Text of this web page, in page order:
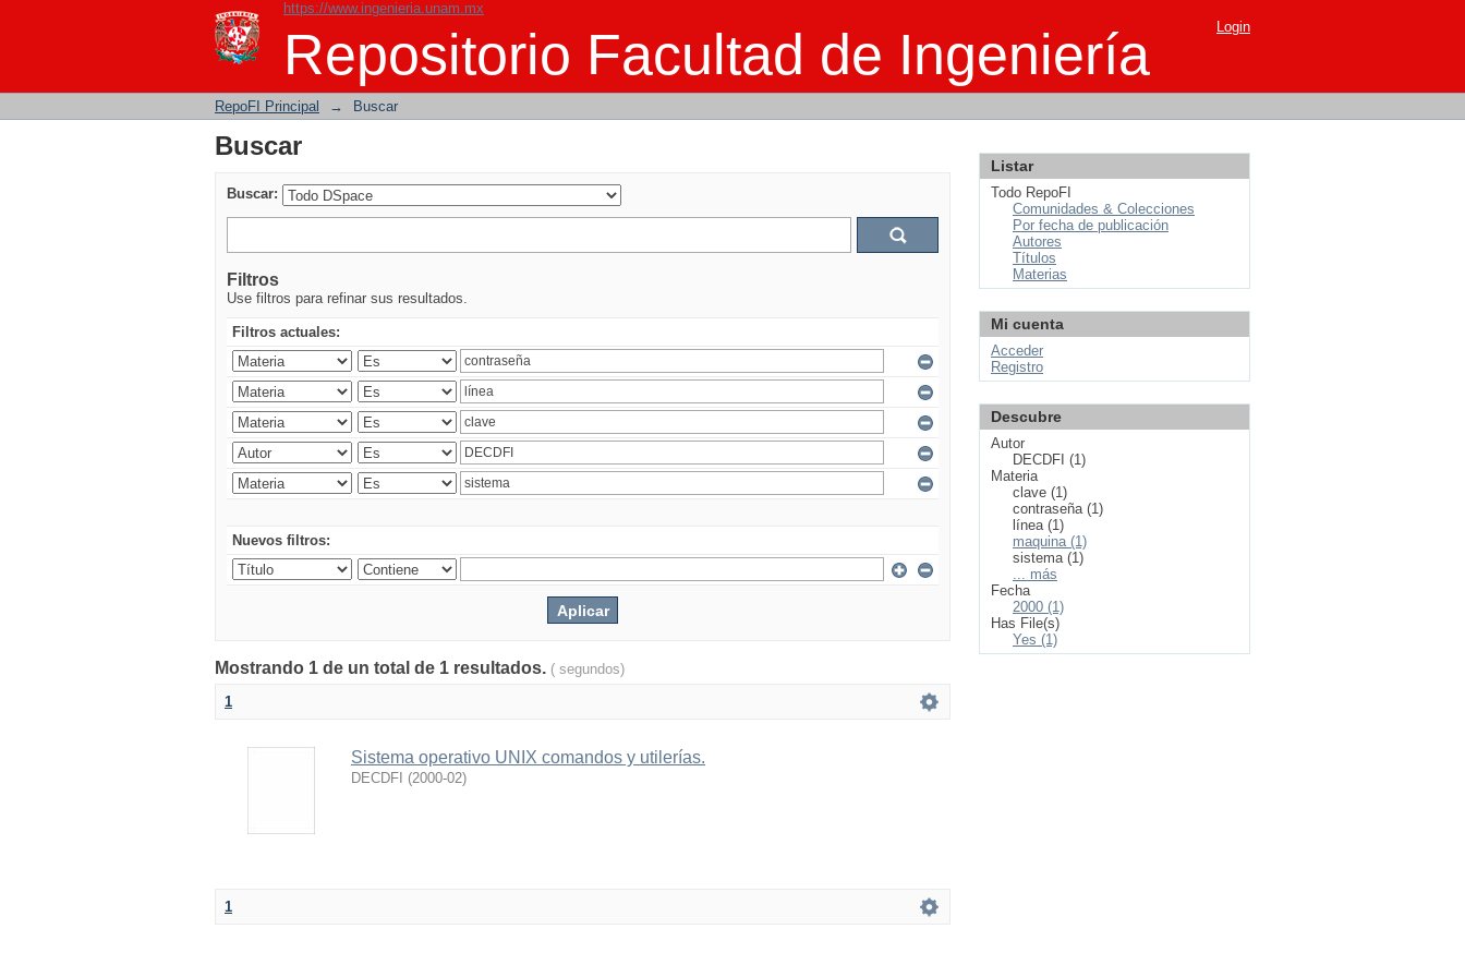
https://www.ingenieria.unam.mx
Repositorio Facultad de Ingeniería
Buscar Login
RepoFI Principal → Buscar
Buscar
Buscar:
Filtros
Use filtros para refinar sus resultados.
Filtros actuales:
Nuevos filtros:
Mostrando 1 de un total de 1 resultados. ( segundos)
1
Sistema operativo UNIX comandos y utilerías.
DECDFI (2000-02)
1
Listar
Todo RepoFI
Comunidades & Colecciones
Por fecha de publicación
Autores
Títulos
Materias
Mi cuenta
Acceder
Registro
Descubre
Autor
DECDFI (1)
Materia
clave (1)
contraseña (1)
línea (1)
maquina (1)
sistema (1)
... más
Fecha
2000 (1)
Has File(s)
Yes (1)